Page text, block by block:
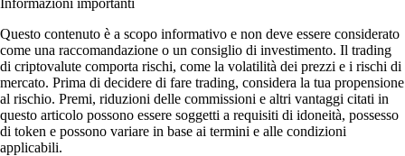
Questo contenuto è a scopo informativo e non deve essere considerato
come una raccomandazione o un consiglio di investimento. Il trading
di criptovalute comporta rischi, come la volatilità dei prezzi e i rischi di
mercato. Prima di decidere di fare trading, considera la tua propensione
al rischio. Premi, riduzioni delle commissioni e altri vantaggi citati in
questo articolo possono essere soggetti a requisiti di idoneità, possesso
di token e possono variare in base ai termini e alle condizioni
applicabili.